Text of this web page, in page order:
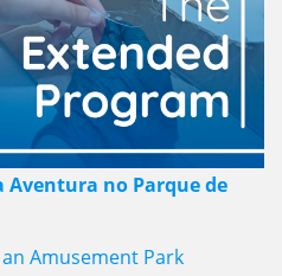
Aventura no Parque de
Amusement Park